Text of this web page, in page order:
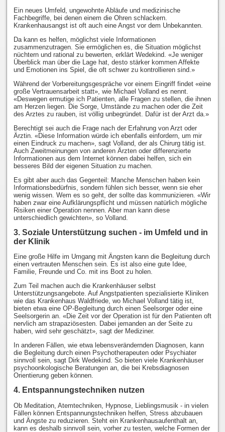
Ein neues Umfeld, ungewohnte Abläufe und medizinische
Fachbegriffe, bei denen einem die Ohren schlackern.
Krankenhausangst ist oft auch eine Angst vor dem Unbekannten.
Da kann es helfen, möglichst viele Informationen
zusammenzutragen. Sie ermöglichen es, die Situation möglichst
nüchtern und rational zu bewerten, erklärt Wedekind. «Je weniger
Überblick man über die Lage hat, desto stärker kommen Affekte
und Emotionen ins Spiel, die oft schwer zu kontrollieren sind.»
Während der Vorbereitungsgespräche vor einem Eingriff findet «eine
große Vertrauensarbeit statt», wie Michael Volland es nennt.
«Deswegen ermutige ich Patienten, alle Fragen zu stellen, die ihnen
am Herzen liegen. Die Sorge, Umstände zu machen oder die Zeit
des Arztes zu rauben, ist völlig unbegründet. Dafür ist der Arzt da.»
Berechtigt sei auch die Frage nach der Erfahrung von Arzt oder
Ärztin. «Diese Information würde ich ebenfalls einfordern, um mir
einen Eindruck zu machen», sagt Volland, der als Chirurg tätig ist.
Auch Zweitmeinungen von anderen Ärzten oder differenzierte
Informationen aus dem Internet können dabei helfen, sich ein
besseres Bild der eigenen Situation zu machen.
Es gibt aber auch das Gegenteil: Manche Menschen haben kein
Informationsbedürfnis, sondern fühlen sich besser, wenn sie eher
wenig wissen. Wem es so geht, der sollte das kommunizieren. «Wir
haben zwar eine Aufklärungspflicht und müssen natürlich mögliche
Risiken einer Operation nennen. Aber man kann diese
unterschiedlich gewichten», so Volland.
3. Soziale Unterstützung suchen - im Umfeld und in
der Klinik
Eine große Hilfe im Umgang mit Ängsten kann die Begleitung durch
einen vertrauten Menschen sein. Es ist also eine gute Idee,
Familie, Freunde und Co. mit ins Boot zu holen.
Zum Teil machen auch die Krankenhäuser selbst
Unterstützungsangebote. Auf Angstpatienten spezialisierte Kliniken
wie das Krankenhaus Waldfriede, wo Michael Volland tätig ist,
bieten etwa eine OP-Begleitung durch einen Seelsorger oder eine
Seelsorgerin an. «Die Zeit vor der Operation ist für den Patienten oft
nervlich am strapaziösesten. Dabei jemanden an der Seite zu
haben, wird sehr geschätzt», sagt der Mediziner.
In anderen Fällen, wie etwa lebensverändernden Diagnosen, kann
die Begleitung durch einen Psychotherapeuten oder Psychiater
sinnvoll sein, sagt Dirk Wedekind. So bieten viele Krankenhäuser
psychoonkologische Beratungen an, die bei Krebsdiagnosen
Orientierung geben können.
4. Entspannungstechniken nutzen
Ob Meditation, Atemtechniken, Hypnose, Lieblingsmusik - in vielen
Fällen können Entspannungstechniken helfen, Stress abzubauen
und Ängste zu reduzieren. Steht ein Krankenhausaufenthalt an,
kann es deshalb sinnvoll sein, vorher zu testen, welche Formen der